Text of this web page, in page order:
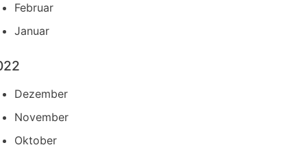
Februar
Januar
Dezember
November
Oktober